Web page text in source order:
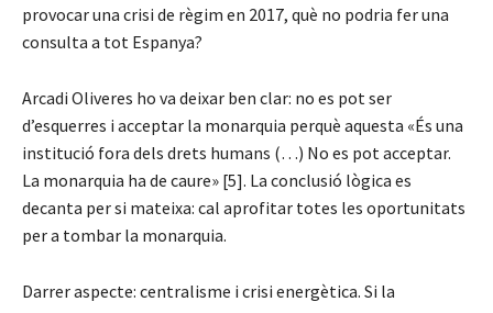
provocar una crisi de règim en 2017, què no podria fer una
consulta a tot Espanya?
Arcadi Oliveres ho va deixar ben clar: no es pot ser
d’esquerres i acceptar la monarquia perquè aquesta «És una
institució fora dels drets humans (…) No es pot acceptar.
La monarquia ha de caure» [5]. La conclusió lògica es
decanta per si mateixa: cal aprofitar totes les oportunitats
per a tombar la monarquia.
Darrer aspecte: centralisme i crisi energètica. Si la